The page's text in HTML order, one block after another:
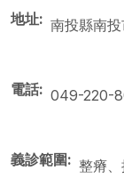
地址 南投縣南
電話 049-220-
義診範圍 整瘠